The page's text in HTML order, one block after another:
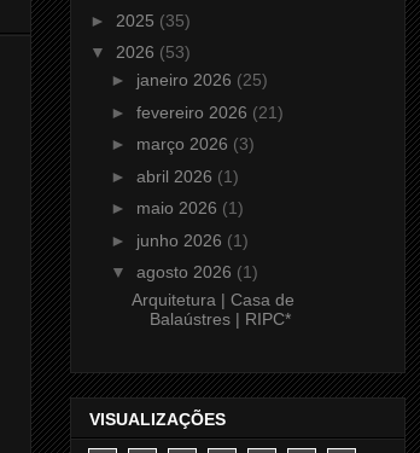
► 2025 (35)
▼ 2026 (53)
► janeiro 2026 (25)
► fevereiro 2026 (21)
► março 2026 (3)
► abril 2026 (1)
► maio 2026 (1)
► junho 2026 (1)
▼ agosto 2026 (1)
Arquitetura | Casa de
Balaústres | RIPC*
VISUALIZAÇÕES